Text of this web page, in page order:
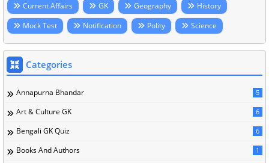
Current Affairs GK Geography
History
Mock Test
Notification Polity Science
Categories
Annapurna Bhandar 5
Art & Culture GK 6
Bengali GK Quiz 6
Books And Authors 1